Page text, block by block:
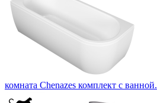
комната Chenazes комплект с ванной.